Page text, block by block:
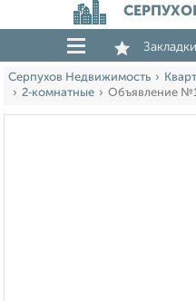
Закладки
Серпухов Недвижимость
2‑комнатные
Объявление